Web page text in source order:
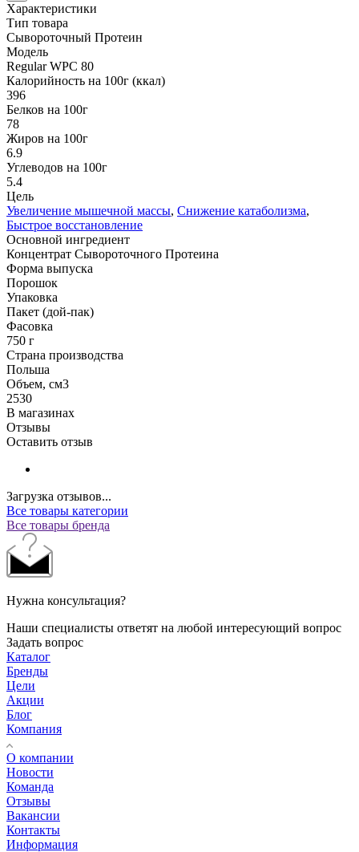
Характеристики
Тип товара
Сывороточный Протеин
Модель
Regular WPC 80
Калорийность на 100г (ккал)
396
Белков на 100г
78
Жиров на 100г
6.9
Углеводов на 100г
5.4
Цель
Увеличение мышечной массы, Снижение катаболизма,
Быстрое восстановление
Основной ингредиент
Концентрат Сывороточного Протеина
Форма выпуска
Порошок
Упаковка
Пакет (дой-пак)
Фасовка
750 г
Страна производства
Польша
Объем, см3
2530
В магазинах
Отзывы
Оставить отзыв
Загрузка отзывов...
Все товары категории
Все товары бренда
Нужна консультация?
Наши специалисты ответят на любой интересующий вопрос
Задать вопрос
Каталог
Бренды
Цели
Акции
Блог
Компания
О компании
Новости
Команда
Отзывы
Вакансии
Контакты
Информация